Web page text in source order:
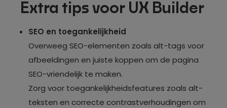
Extra tips voor UX Builder
SEO en toegankelijkheid
Overweeg SEO-elementen zoals alt-tags voor
afbeeldingen en juiste koppen om de pagina
SEO-vriendelijk te maken.
Zorg voor toegankelijkheidsfeatures zoals alt-
teksten en correcte contrastverhoudingen om